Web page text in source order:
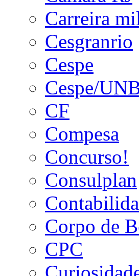
Carreira
Cesgranrio
Cespe
Cespe/
CF
Compesa
Concurso!
Consulplan
Corpo de
CPC